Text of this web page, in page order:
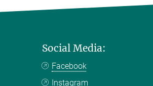
Social Media:
Facebook
Instagram